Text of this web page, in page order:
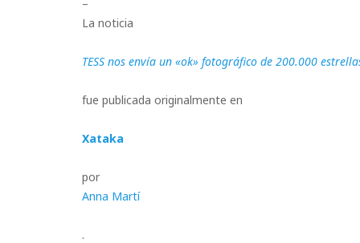
–
La noticia
TESS nos envía un «ok» fotográfico de 200.000
fue publicada originalmente en
Xataka
por
Anna Martí
.